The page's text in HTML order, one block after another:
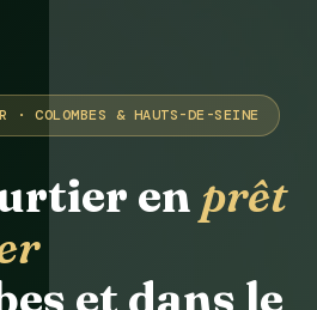
· COLOMBES & HAUTS-DE-SEINE
en prêt
et dans le